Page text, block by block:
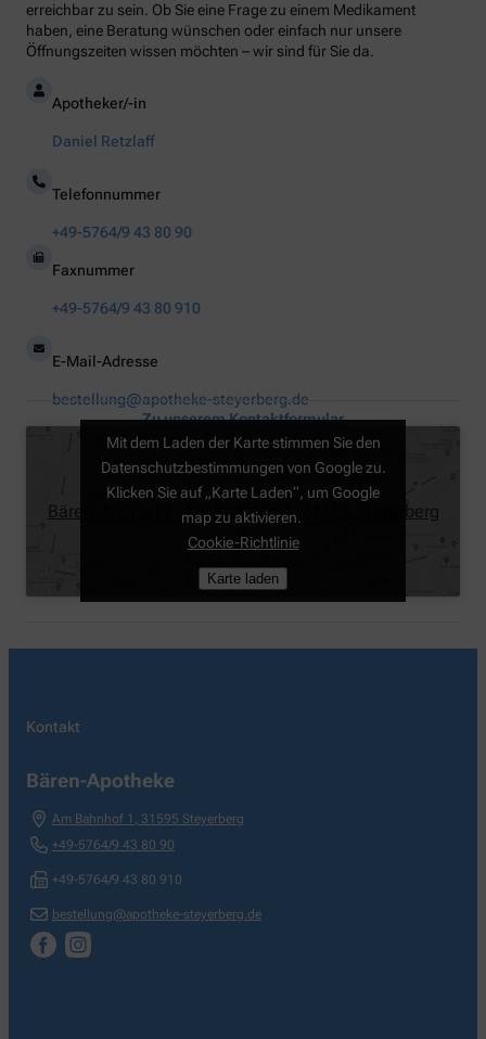
erreichbar zu sein. Ob Sie eine Frage zu einem Medikament
haben, eine Beratung wünschen oder einfach nur unsere
Öffnungszeiten wissen möchten – wir sind für Sie da.
Apotheker/-in
Daniel Retzlaff
Telefonnummer
+49-5764/9 43 80 90
Faxnummer
+49-5764/9 43 80 910
E-Mail-Adresse
bestellung@apotheke-steyerberg.de
Zu unserem Kontaktformular
Bären-Apotheke, Am Bahnhof 1, 31595 Steyerberg
Mit dem Laden der Karte stimmen Sie den
Datenschutzbestimmungen von Google zu.
Klicken Sie auf „Karte Laden“, um Google
map zu aktivieren.
Cookie-Richtlinie
Karte laden
Kontakt
Bären-Apotheke
Am Bahnhof 1 , 31595 Steyerberg
+49-5764/9 43 80 90
+49-5764/9 43 80 910
bestellung@apotheke-steyerberg.de